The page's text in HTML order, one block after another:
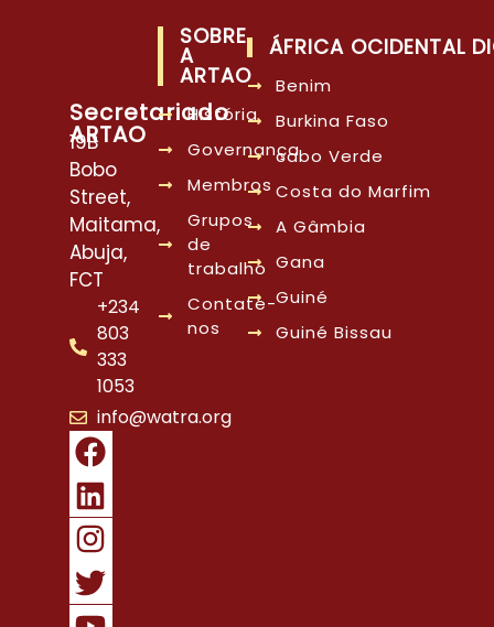
Secretariado
ARTAO
19B
Bobo
Street,
Maitama,
Abuja,
FCT
+234
803
333
1053
info@watra.org
SOBRE
A
ARTAO
História
Governança
Membros
Grupos
de
trabalho
Contate-
nos
ÁFRICA OCIDENTAL
Benim
Burkina Faso
cabo Verde
Costa do Marfim
A Gâmbia
Gana
Guiné
Guiné Bissau